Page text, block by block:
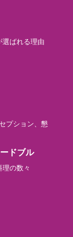
ばれる理由
プション、懇
ドブル
の数々